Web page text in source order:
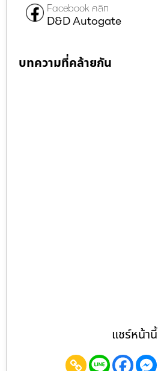
Facebook คลิก
D&D Autogate
บทความที่คล้ายกัน
แชร์หน้านี้